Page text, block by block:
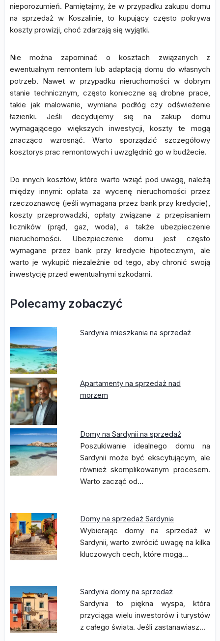
nieporozumień. Pamiętajmy, że w przypadku zakupu domu
na sprzedaż w Koszalinie, to kupujący często pokrywa
koszty prowizji, choć zdarzają się wyjątki.
Nie można zapominać o kosztach związanych z
ewentualnym remontem lub adaptacją domu do własnych
potrzeb. Nawet w przypadku nieruchomości w dobrym
stanie technicznym, często konieczne są drobne prace,
takie jak malowanie, wymiana podłóg czy odświeżenie
łazienki. Jeśli decydujemy się na zakup domu
wymagającego większych inwestycji, koszty te mogą
znacząco wzrosnąć. Warto sporządzić szczegółowy
kosztorys prac remontowych i uwzględnić go w budżecie.
Do innych kosztów, które warto wziąć pod uwagę, należą
między innymi: opłata za wycenę nieruchomości przez
rzeczoznawcę (jeśli wymagana przez bank przy kredycie),
koszty przeprowadzki, opłaty związane z przepisaniem
liczników (prąd, gaz, woda), a także ubezpieczenie
nieruchomości. Ubezpieczenie domu jest często
wymagane przez bank przy kredycie hipotecznym, ale
warto je wykupić niezależnie od tego, aby chronić swoją
inwestycję przed ewentualnymi szkodami.
Polecamy zobaczyć
Sardynia mieszkania na sprzedaż
Apartamenty na sprzedaż nad
morzem
Domy na Sardynii na sprzedaż
Poszukiwanie idealnego domu na
Sardynii może być ekscytującym, ale
również skomplikowanym procesem.
Warto zacząć od…
Domy na sprzedaż Sardynia
Wybierając domy na sprzedaż w
Sardynii, warto zwrócić uwagę na kilka
kluczowych cech, które mogą…
Sardynia domy na sprzedaż
Sardynia to piękna wyspa, która
przyciąga wielu inwestorów i turystów
z całego świata. Jeśli zastanawiasz…